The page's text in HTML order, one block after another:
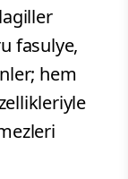
fasulye,
hem